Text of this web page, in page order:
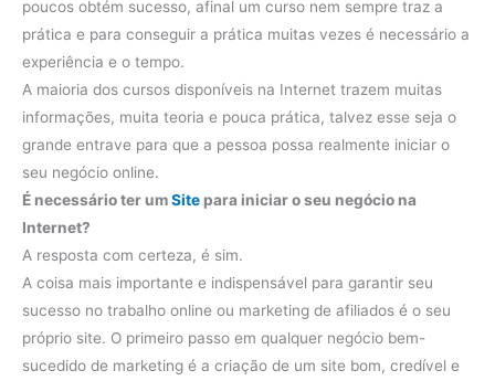
poucos obtém sucesso, afinal um curso nem sempre traz a
prática e para conseguir a prática muitas vezes é necessário a
experiência e o tempo.
A maioria dos cursos disponíveis na Internet trazem muitas
informações, muita teoria e pouca prática, talvez esse seja o
grande entrave para que a pessoa possa realmente iniciar o
seu negócio online.
É necessário ter umSite para iniciar o seu negócio na
Internet?
A resposta com certeza, é sim.
A coisa mais importante e indispensável para garantir seu
sucesso no trabalho online ou marketing de afiliados é o seu
próprio site. O primeiro passo em qualquer negócio bem-
sucedido de marketing é a criação de um site bom, credível e